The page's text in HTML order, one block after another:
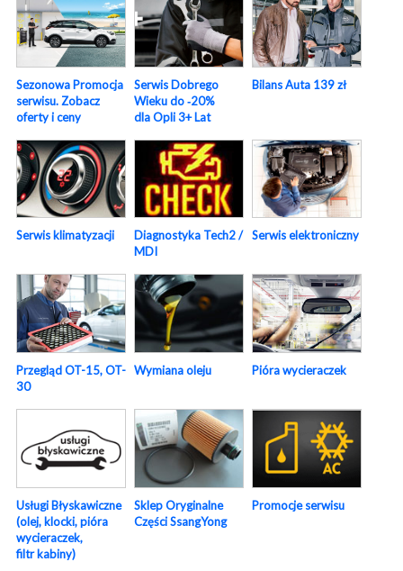
Sezonowa Promocja
serwisu. Zobacz
oferty i ceny
Serwis Dobrego
Wieku do ‑20%
dla Opli 3+ Lat
Bilans Auta 139 zł
Serwis klimatyzacji
Diagnostyka Tech2 /
MDI
Serwis elektroniczny
Przegląd OT-15, OT-
30
Wymiana oleju Pióra wycieraczek
Usługi Błyskawiczne
(olej, klocki, pióra
wycieraczek,
filtr kabiny)
Sklep Oryginalne
Części SsangYong
Promocje serwisu